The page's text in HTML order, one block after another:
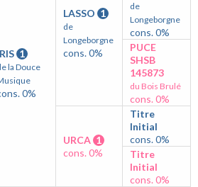
1
la Douce
0%
LASSO 1
de
Longeborgne
cons. 0%
de
Longeborgne
cons. 0%
PUCE
SHSB
145873
du Bois Brulé
cons. 0%
URCA 1
cons. 0%
Titre
Initial
cons. 0%
Titre
Initial
cons. 0%